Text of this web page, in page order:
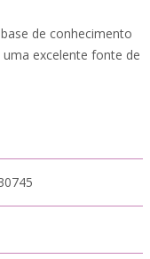
de conhecimento
excelente fonte de